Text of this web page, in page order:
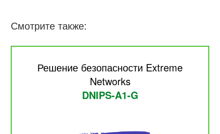
Смотрите также:
Решение безопасности Extreme
Networks
DNIPS-A1-G